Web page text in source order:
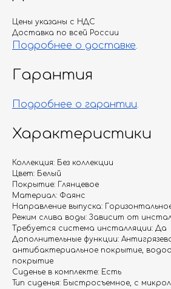
Цены указаны с НДС
Доставка по всей России
Подробнее о доставке.
Гарантия
Подробнее о гарантии.
Характеристики
Коллекция: Без коллекции
Цвет: Белый
Покрытие: Глянцевое
Материал: Фаянс
Направление выпуска:
Режим слива воды: Зависит от
Требуется система инсталляции: Да
Дополнительные функции:
антибактериальное покрытие,
покрытие
Сиденье в комплекте: Есть
Тип сиденья: Быстросъемное, с